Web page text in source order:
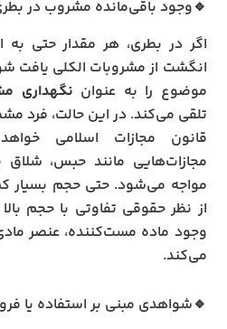
🔹وجود باقی‌مانده مشروب در
اگر در بطری، هر مقدار حتی به
انگشت از مشروبات الکلی یافت
موضوع را به عنوان نگهداری
قانون مجازات اسلامی
مجازات‌هایی مانند حبس، شلاق
مواجه می‌شود. حتی حجم بسیار
از نظر حقوقی تفاوتی با حجم
وجود ماده مست‌کننده، عنصر
می‌کند.
🔹شواهدی مبنی بر استفاده یا